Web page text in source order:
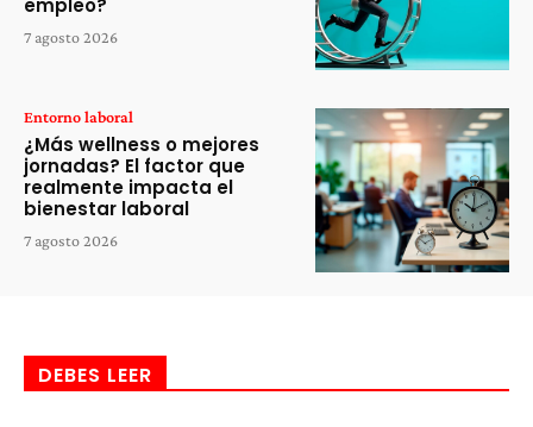
empleo?
7 agosto 2026
Entorno laboral
¿Más wellness o mejores
jornadas? El factor que
realmente impacta el
bienestar laboral
7 agosto 2026
DEBES LEER